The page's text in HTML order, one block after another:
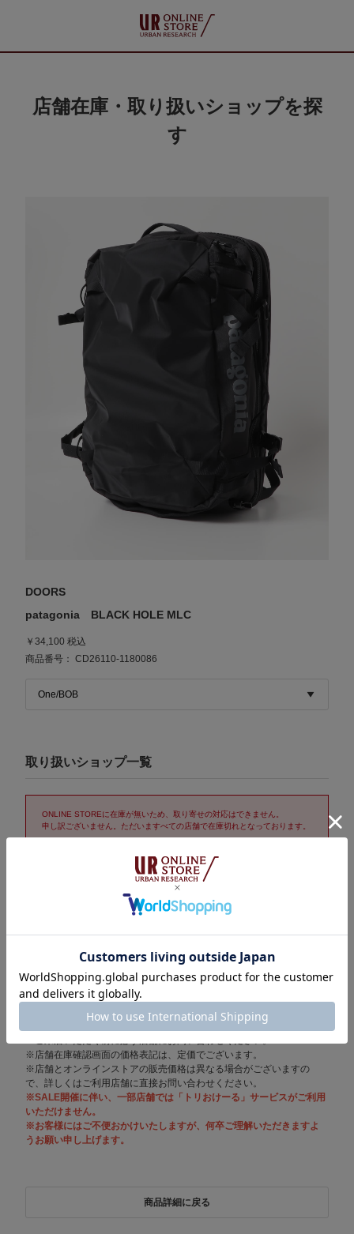
店舗在庫・取り扱いショップを探
す
DOORS
patagonia BLACK HOLE MLC
￥34,100 税込
商品番号： CD26110-1180086
取り扱いショップ一覧
ONLINE STOREに在庫が無いため、取り寄せの対応はできません。
申し訳ございません。ただいますべての店舗で在庫切れとなっております。
取り置き/取り寄せサービス「トリおけーる」について
売り切れの場合もございますので、詳しくはご利用店舗に直接お問
また、在庫数として計上されている場合でも他のお客様の取り置き
分となっているケースもございますことをご了承ください。
※セール期間中は在庫変動が激しいため在庫有りの場合でも売り切れ
※店舗在庫確認画面の価格表記は、定価でございます。
※店舗とオンラインストアの販売価格は異なる場合がございますの
で、詳しくはご利用店舗に直接お問い合わせください。
※SALE開催に伴い、一部店舗では「トリおけーる」サービスがご利用
いただけません。
※お客様にはご不便おかけいたしますが、何卒ご理解いただきますよ
うお願い申し上げます。
商品詳細に戻る